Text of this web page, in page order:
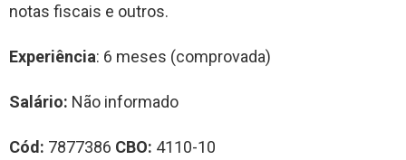
notas fiscais e outros.
Experiência: 6 meses (comprovada)
Salário: Não informado
Cód: 7877386 CBO: 4110-10